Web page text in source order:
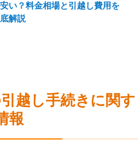
い？料金相場と引越し費用を
解説
越し手続きに関す
報